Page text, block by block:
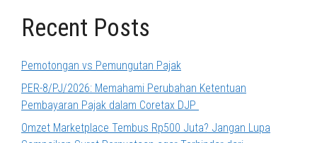
Recent Posts
Pemotongan vs Pemungutan Pajak
PER-8/PJ/2026: Memahami Perubahan Ketentuan
Pembayaran Pajak dalam Coretax DJP
Omzet Marketplace Tembus Rp500 Juta? Jangan Lupa